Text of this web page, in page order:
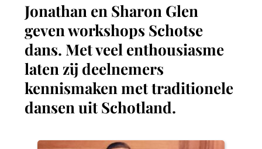
Jonathan en Sharon Glen
geven workshops Schotse
dans. Met veel enthousiasme
laten zij deelnemers
kennismaken met traditionele
dansen uit Schotland.